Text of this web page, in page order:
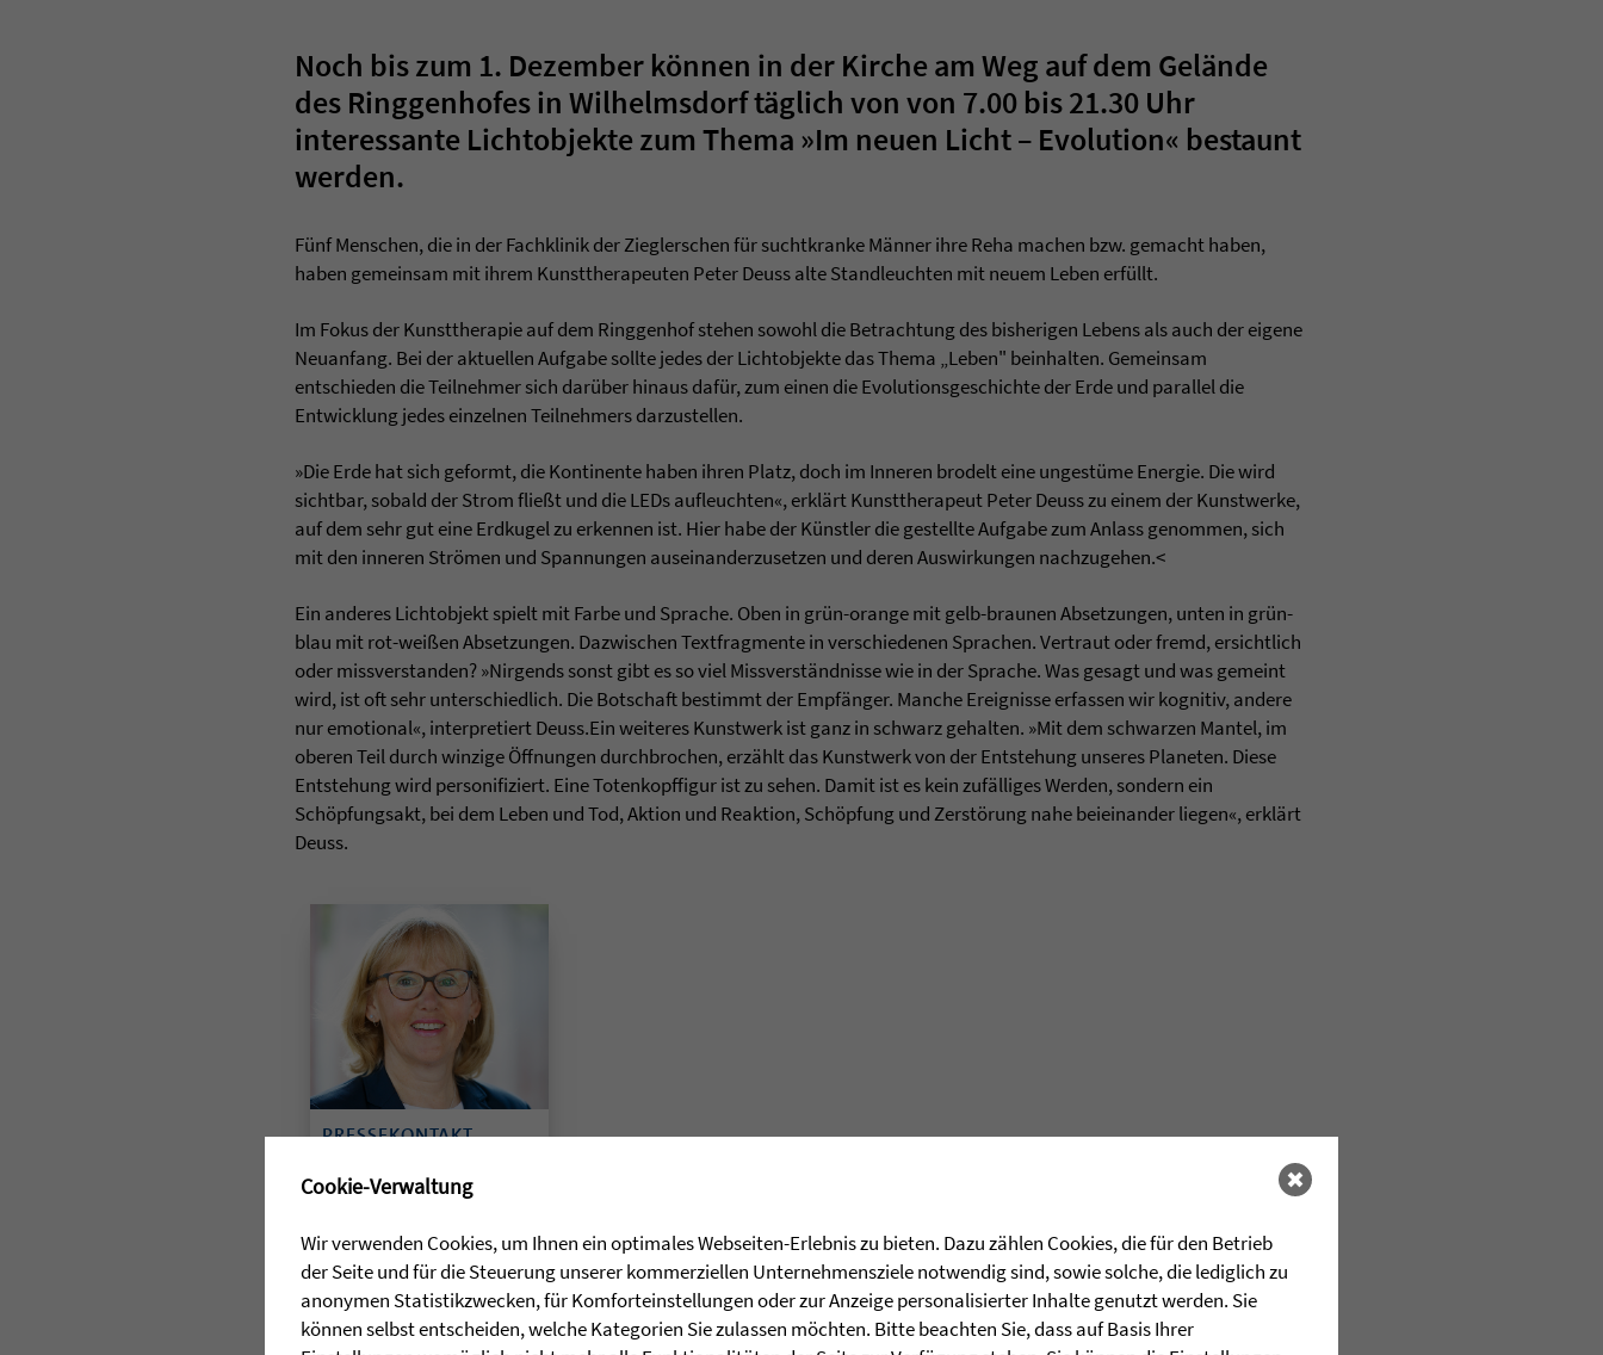
Noch bis zum 1. Dezember können in der Kirche am Weg auf dem Gelände
des Ringgen­hofes in Wilhelms­dorf täglich von von 7.00 bis 21.30 Uhr
interessante Licht­objekte zum Thema »Im neuen Licht – Evolution« bestaunt
werden.
Fünf Menschen, die in der Fachklinik der Zieglerschen für suchtkranke Männer ihre Reha machen bzw. gemacht haben,
haben gemeinsam mit ihrem Kunsttherapeuten Peter Deuss alte Standleuchten mit neuem Leben erfüllt.
Im Fokus der Kunsttherapie auf dem Ringgenhof stehen sowohl die Betrachtung des bisherigen Lebens als auch der eigene
Neuanfang. Bei der aktuellen Aufgabe sollte jedes der Lichtobjekte das Thema „Leben" beinhalten. Gemeinsam
entschieden die Teilnehmer sich darüber hinaus dafür, zum einen die Evolutionsgeschichte der Erde und parallel die
Entwicklung jedes einzelnen Teilnehmers darzustellen.
»Die Erde hat sich geformt, die Kontinente haben ihren Platz, doch im Inneren brodelt eine ungestüme Energie. Die wird
sichtbar, sobald der Strom fließt und die LEDs aufleuchten«, erklärt Kunsttherapeut Peter Deuss zu einem der Kunstwerke,
auf dem sehr gut eine Erdkugel zu erkennen ist. Hier habe der Künstler die gestellte Aufgabe zum Anlass genommen, sich
mit den inneren Strömen und Spannungen auseinanderzusetzen und deren Auswirkungen nachzugehen.<
Ein anderes Lichtobjekt spielt mit Farbe und Sprache. Oben in grün-orange mit gelb-braunen Absetzungen, unten in grün-
blau mit rot-weißen Absetzungen. Dazwischen Textfragmente in verschiedenen Sprachen. Vertraut oder fremd, ersichtlich
oder missverstanden? »Nirgends sonst gibt es so viel Missverständnisse wie in der Sprache. Was gesagt und was gemeint
wird, ist oft sehr unterschiedlich. Die Botschaft bestimmt der Empfänger. Manche Ereignisse erfassen wir kognitiv, andere
nur emotional«, interpretiert Deuss.Ein weiteres Kunstwerk ist ganz in schwarz gehalten. »Mit dem schwarzen Mantel, im
oberen Teil durch winzige Öffnungen durchbrochen, erzählt das Kunstwerk von der Entstehung unseres Planeten. Diese
Entstehung wird personifiziert. Eine Totenkopffigur ist zu sehen. Damit ist es kein zufälliges Werden, sondern ein
Schöpfungsakt, bei dem Leben und Tod, Aktion und Reaktion, Schöpfung und Zerstörung nahe beieinander liegen«, erklärt
Deuss.
PRESSEKONTAKT
Annette Scherer
E-Mail senden
Cookie-Verwaltung
Wir verwenden Cookies, um Ihnen ein optimales Webseiten-Erlebnis zu bieten. Dazu zählen Cookies, die für den Betrieb
der Seite und für die Steuerung unserer kommerziellen Unternehmensziele notwendig sind, sowie solche, die lediglich zu
anonymen Statistikzwecken, für Komforteinstellungen oder zur Anzeige personalisierter Inhalte genutzt werden. Sie
können selbst entscheiden, welche Kategorien Sie zulassen möchten. Bitte beachten Sie, dass auf Basis Ihrer